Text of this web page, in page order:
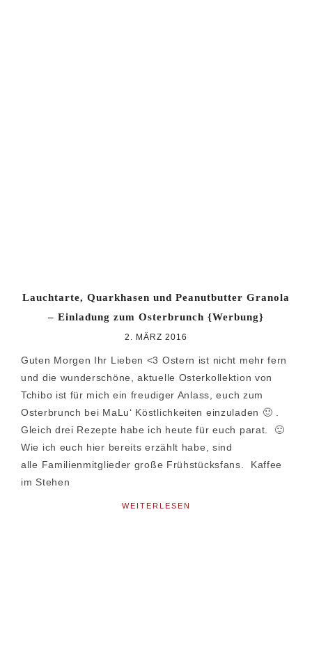
Lauchtarte, Quarkhasen und Peanutbutter Granola
– Einladung zum Osterbrunch {Werbung}
2. MÄRZ 2016
Guten Morgen Ihr Lieben <3 Ostern ist nicht mehr fern
und die wunderschöne, aktuelle Osterkollektion von
Tchibo ist für mich ein freudiger Anlass, euch zum
Osterbrunch bei MaLu‘ Köstlichkeiten einzuladen 🙂 .
Gleich drei Rezepte habe ich heute für euch parat. 🙂
Wie ich euch hier bereits erzählt habe, sind
alle Familienmitglieder große Frühstücksfans. Kaffee
im Stehen
WEITERLESEN